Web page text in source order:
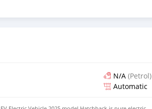
oil was changed. Antifreeze, brake fluid, air conditioner
on time. An anti-theft system is installed, the ability to
car also comes with winter tires, (driven for one
N/A (Petrol)
Automatic